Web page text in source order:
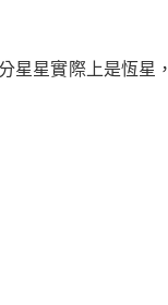
星星實際上是恆星，